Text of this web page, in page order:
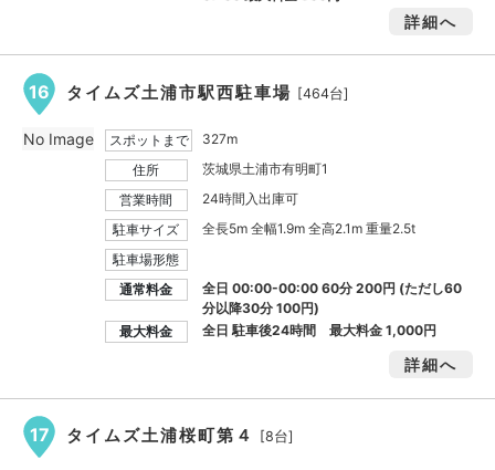
詳細へ
16 タイムズ土浦市駅西駐車場 [464台]
スポットまで
327m
住所
茨城県土浦市有明町1
営業時間
24時間入出庫可
駐車サイズ
全長5m 全幅1.9m 全高2.1m 重量2.5t
駐車場形態
通常料金
全日 00:00-00:00 60分 200円 (ただし60
分以降30分 100円)
最大料金
全日 駐車後24時間 最大料金1,000円
詳細へ
No Image
17 タイムズ土浦桜町第４ [8台]